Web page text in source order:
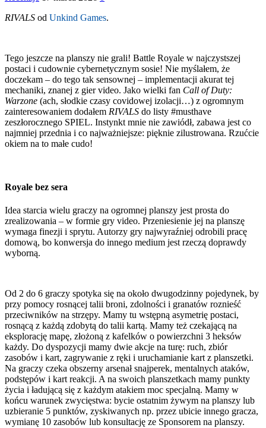
RIVALS od Unkind Games.
Tego jeszcze na planszy nie grali! Battle Royale w najczystszej
postaci i cudownie cybernetycznym sosie! Nie myślałem, że
doczekam – do tego tak sensownej – implementacji akurat tej
mechaniki, znanej z gier video. Jako wielki fan Call of Duty:
Warzone (ach, słodkie czasy covidowej izolacji…) z ogromnym
zainteresowaniem dodałem RIVALS do listy #musthave
zeszłorocznego SPIEL. Instynkt mnie nie zawiódł, zabawa jest co
najmniej przednia i co najważniejsze: pięknie zilustrowana. Rzućcie
okiem na to małe cudo!
Royale bez sera
Idea starcia wielu graczy na ogromnej planszy jest prosta do
zrealizowania – w formie gry video. Przeniesienie jej na planszę
wymaga finezji i sprytu. Autorzy gry najwyraźniej odrobili pracę
domową, bo konwersja do innego medium jest rzeczą doprawdy
wyborną.
Od 2 do 6 graczy spotyka się na około dwugodzinny pojedynek, by
przy pomocy rosnącej talii broni, zdolności i granatów roznieść
przeciwników na strzępy. Mamy tu wstępną asymetrię postaci,
rosnącą z każdą zdobytą do talii kartą. Mamy też czekającą na
eksplorację mapę, złożoną z kafelków o powierzchni 3 heksów
każdy. Do dyspozycji mamy dwie akcje na turę: ruch, zbiór
zasobów i kart, zagrywanie z ręki i uruchamianie kart z planszetki.
Na graczy czeka obszerny arsenał snajperek, mentalnych ataków,
podstępów i kart reakcji. A na swoich planszetkach mamy punkty
życia i ładującą się z każdym atakiem moc specjalną. Mamy w
końcu warunek zwycięstwa: bycie ostatnim żywym na planszy lub
uzbieranie 5 punktów, zyskiwanych np. przez ubicie innego gracza,
wymianę 10 zasobów lub konsultację ze Sponsorem na planszy.